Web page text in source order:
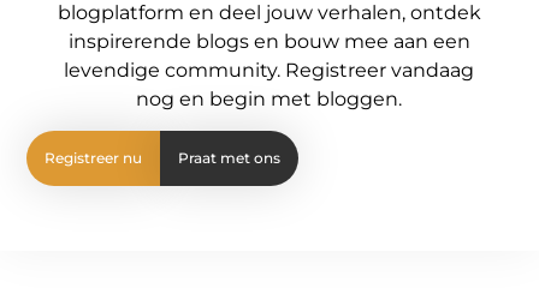
blogplatform en deel jouw verhalen, ontdek
inspirerende blogs en bouw mee aan een
levendige community. Registreer vandaag
nog en begin met bloggen.
Registreer nu Praat met ons